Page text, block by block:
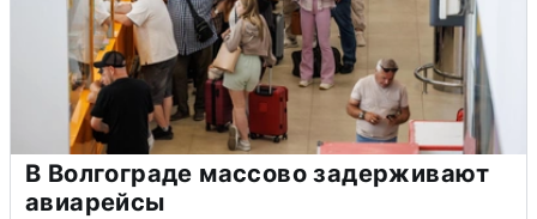
В Волгограде массово задерживают
авиарейсы